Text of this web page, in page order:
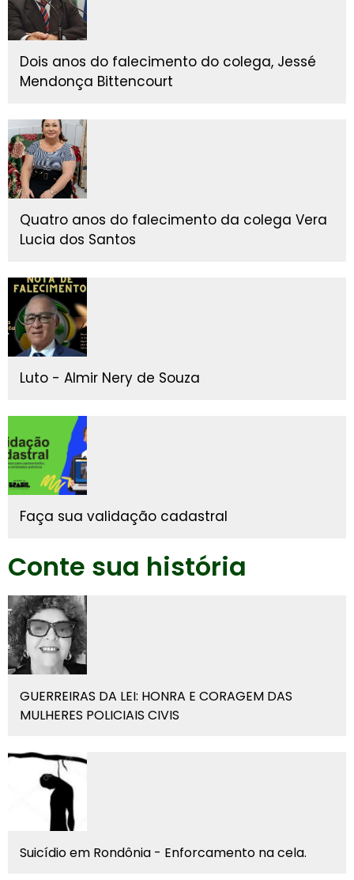
Dois anos do falecimento do colega, Jessé
Mendonça Bittencourt
Quatro anos do falecimento da colega Vera
Lucia dos Santos
Luto - Almir Nery de Souza
Faça sua validação cadastral
Conte sua história
GUERREIRAS DA LEI: HONRA E CORAGEM DAS
MULHERES POLICIAIS CIVIS
Suicídio em Rondônia - Enforcamento na cela.